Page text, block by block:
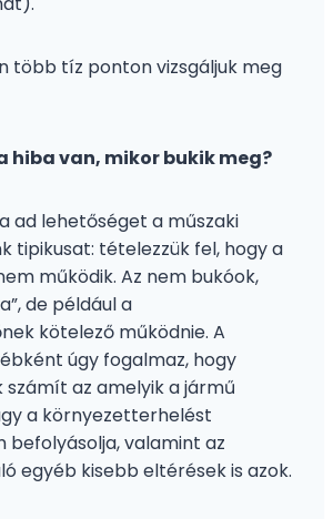
több tíz ponton vizsgáljuk meg
hiba van, mikor bukik meg?
ad lehetőséget a műszaki
tipikusat: tételezzük fel, hogy a
működik. Az nem bukóok,
de például a
kötelező működnie. A
úgy fogalmaz, hogy
számít az amelyik a jármű
a környezetterhelést
befolyásolja, valamint az
egyéb kisebb eltérések is azok.